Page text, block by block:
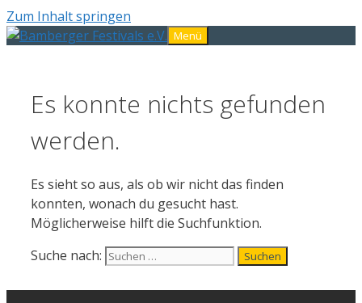
Zum Inhalt springen
Menü
Es konnte nichts gefunden
werden.
Es sieht so aus, als ob wir nicht das finden
konnten, wonach du gesucht hast.
Möglicherweise hilft die Suchfunktion.
Suche nach: